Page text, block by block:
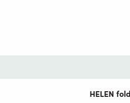
HELEN